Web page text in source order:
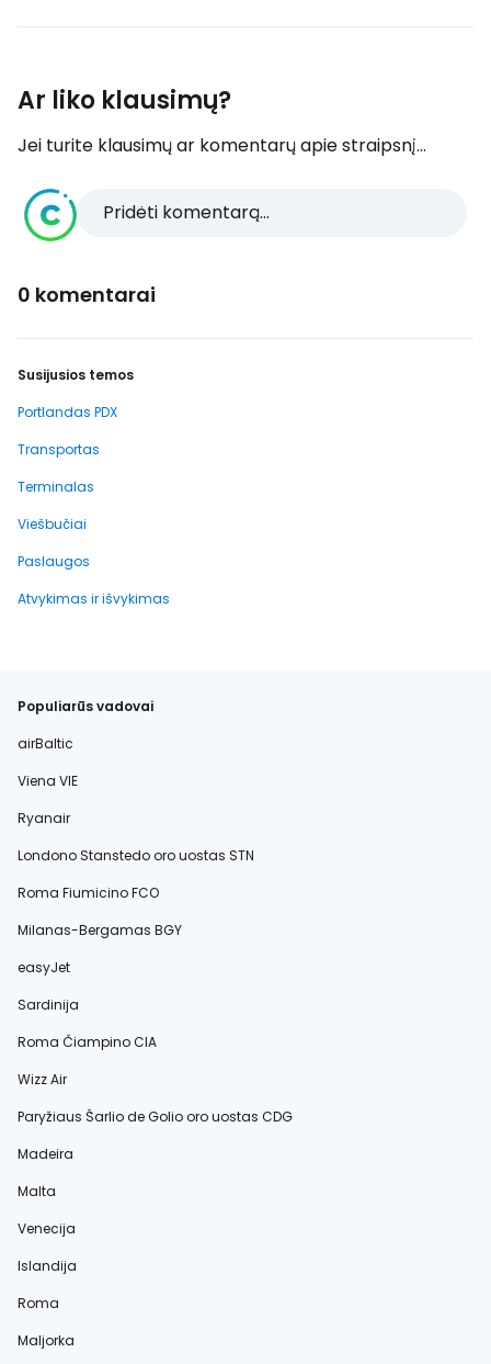
Ar liko klausimų?
Jei turite klausimų ar komentarų apie straipsnį...
Pridėti komentarą...
0 komentarai
Susijusios temos
Portlandas PDX
Transportas
Terminalas
Viešbučiai
Paslaugos
Atvykimas ir išvykimas
Populiarūs vadovai
airBaltic
Viena VIE
Ryanair
Londono Stanstedo oro uostas STN
Roma Fiumicino FCO
Milanas-Bergamas BGY
easyJet
Sardinija
Roma Čiampino CIA
Wizz Air
Paryžiaus Šarlio de Golio oro uostas CDG
Madeira
Malta
Venecija
Islandija
Roma
Maljorka